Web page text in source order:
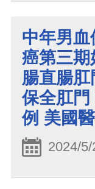
中年男
癌第三
腸直腸
保全肛
例 美國
2024/5/